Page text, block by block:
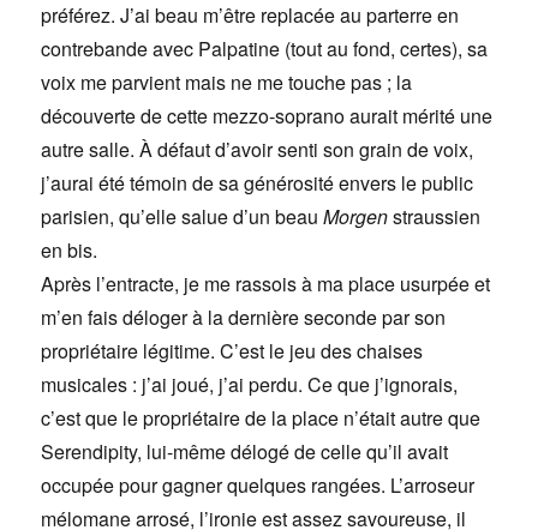
préférez. J’ai beau m’être replacée au parterre en
contrebande avec Palpatine (tout au fond, certes), sa
voix me parvient mais ne me touche pas ; la
découverte de cette mezzo-soprano aurait mérité une
autre salle. À défaut d’avoir senti son grain de voix,
j’aurai été témoin de sa générosité envers le public
parisien, qu’elle salue d’un beauMorgenstraussien
en bis.
Après l’entracte, je me rassois à ma place usurpée et
m’en fais déloger à la dernière seconde par son
propriétaire légitime. C’est le jeu des chaises
musicales : j’ai joué, j’ai perdu. Ce que j’ignorais,
c’est que le propriétaire de la place n’était autre que
Serendipity, lui-même délogé de celle qu’il avait
occupée pour gagner quelques rangées. L’arroseur
mélomane arrosé, l’ironie est assez savoureuse, il